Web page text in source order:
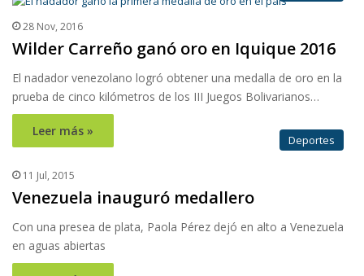
28 Nov, 2016
Wilder Carreño ganó oro en Iquique 2016
El nadador venezolano logró obtener una medalla de oro en la
prueba de cinco kilómetros de los III Juegos Bolivarianos…
Leer más »
Deportes
11 Jul, 2015
Venezuela inauguró medallero
Con una presea de plata, Paola Pérez dejó en alto a Venezuela
en aguas abiertas